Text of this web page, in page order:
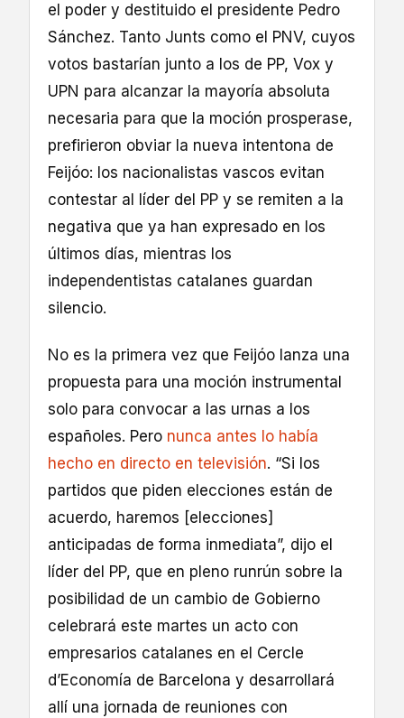
el poder y destituido el presidente Pedro
Sánchez. Tanto Junts como el PNV, cuyos
votos bastarían junto a los de PP, Vox y
UPN para alcanzar la mayoría absoluta
necesaria para que la moción prosperase,
prefirieron obviar la nueva intentona de
Feijóo: los nacionalistas vascos evitan
contestar al líder del PP y se remiten a la
negativa que ya han expresado en los
últimos días, mientras los
independentistas catalanes guardan
silencio.
No es la primera vez que Feijóo lanza una
propuesta para una moción instrumental
solo para convocar a las urnas a los
españoles. Pero nunca antes lo había
hecho en directo en televisión. “Si los
partidos que piden elecciones están de
acuerdo, haremos [elecciones]
anticipadas de forma inmediata”, dijo el
líder del PP, que en pleno runrún sobre la
posibilidad de un cambio de Gobierno
celebrará este martes un acto con
empresarios catalanes en el Cercle
d’Economía de Barcelona y desarrollará
allí una jornada de reuniones con